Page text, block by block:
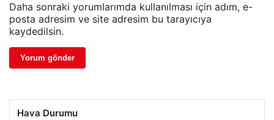
Daha sonraki yorumlarımda kullanılması için adım, e-
posta adresim ve site adresim bu tarayıcıya
kaydedilsin.
Hava Durumu